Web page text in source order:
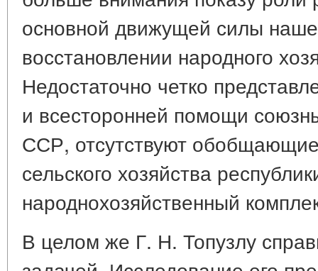
основной движущей силы
восстановлении народного
Недостаточно четко
и всесторонней помощи
ССР, отсутствуют
сельского хозяйства
народнохозяйственный
В целом же Г. Н. Топузлу